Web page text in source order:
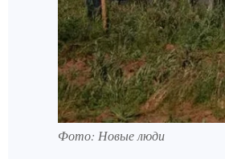
Фото: Новые люди